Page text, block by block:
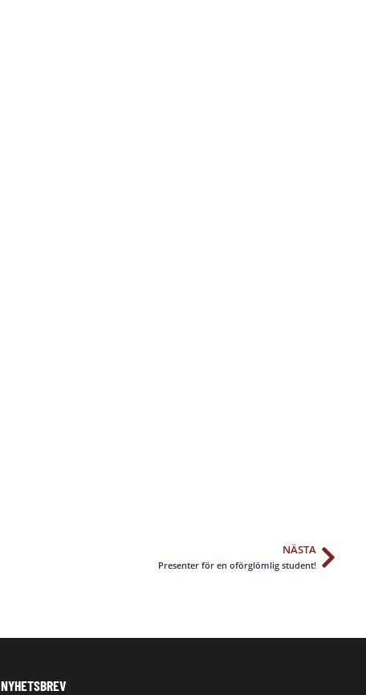
NÄSTA
Presenter för en oförglömlig student!
NYHETSBREV